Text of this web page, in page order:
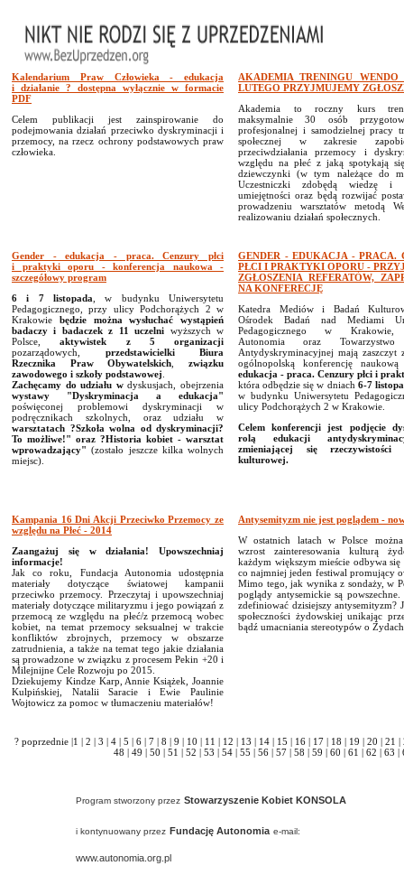
Kalendarium Praw Człowieka - edukacja
i działanie ? dostępna wyłącznie w formacie
PDF
Celem publikacji jest zainspirowanie do
podejmowania działań przeciwko dyskryminacji i
przemocy, na rzecz ochrony podstawowych praw
człowieka.
AKADEMIA TRENINGU
LUTEGO PRZYJMUJEMY
Akademia to roczny kurs
maksymalnie 30 osób
profesjonalnej i samodzielnej pracy
społecznej w zakresie
przeciwdziałania przemocy i
względu na płeć z jaką spotykają
dziewczynki (w tym należące do
Uczestniczki zdobędą wiedzę i
umiejętności oraz będą rozwijać
prowadzeniu warsztatów metodą
realizowaniu działań społecznych.
Gender - edukacja - praca. Cenzury płci
i praktyki oporu - konferencja naukowa -
szczegółowy program
6 i 7 listopada , w budynku Uniwersytetu
Pedagogicznego, przy ulicy Podchorążych 2 w
Krakowie będzie można wysłuchać wystąpień
badaczy i badaczek z 11 uczelni wyższych w
Polsce,aktywistek z 5 organizacji
pozarządowych, przedstawicielki Biura
Rzecznika Praw Obywatelskich ,związku
zawodowego i szkoły podstawowej
Zachęcamy do udziału wdyskusjach, obejrzenia
wystawy "Dyskryminacja a edukacja"
poświęconej problemowi dyskryminacji w
podręcznikach szkolnych, oraz udziału w
warsztatach ?Szkoła wolna od dyskryminacji?
To możliwe!" oraz ?Historia kobiet - warsztat
wprowadzający" (zostało jeszcze kilka wolnych
miejsc).
GENDER - EDUKACJA - PRACA.
PŁCI I PRAKTYKI OPORU -
ZGŁOSZENIA REFERATÓW,
NA KONFERECJĘ
Katedra Mediów i Badań
Ośrodek Badań nad Mediami
Pedagogicznego w Krakowie,
Autonomia oraz Towarzystwo
Antydyskryminacyjnej mają zaszczyt
ogólnopolską konferencję
edukacja - praca. Cenzury płci i
która odbędzie się w dniach 6-7
w budynku Uniwersytetu
ulicy Podchorążych 2 w Krakowie.
Celem konferencji jest podjęcie
rolą edukacji
zmieniającej się rzeczywistości
kulturowej.
Kampania 16 Dni Akcji Przeciwko Przemocy ze
względu na Płeć - 2014
Zaangażuj się w działania! Upowszechniaj
informacje!
Jak co roku, Fundacja Autonomia udostępnia
materiały dotyczące światowej kampanii
przeciwko przemocy. Przeczytaj i upowszechniaj
materiały dotyczące militaryzmu i jego powiązań z
przemocą ze względu na płeć/z przemocą wobec
kobiet, na temat przemocy seksualnej w trakcie
konfliktów zbrojnych, przemocy w obszarze
zatrudnienia, a także na temat tego jakie działania
są prowadzone w związku z procesem Pekin +20 i
Milejnijne Cele Rozwoju po 2015.
Dziekujemy Kindze Karp, Annie Książek, Joannie
Kulpińskiej, Natalii Saracie i Ewie Paulinie
Wojtowicz za pomoc w tłumaczeniu materiałów!
Antysemityzm nie jest poglądem -
W ostatnich latach w Polsce można
wzrost zainteresowania kulturą
każdym większym mieście odbywa
co najmniej jeden festiwal promujący
Mimo tego, jak wynika z sondaży, w
poglądy antysemickie są powszechne.
zdefiniować dzisiejszy antysemityzm?
społeczności żydowskiej unikając
bądź umacniania stereotypów o
? poprzednie |1 | 2 | 3 | 4 | 5 | 6 | 7 | 8 | 9 | 10 | 11 | 12 | 13 | 14 | 15 | 16 | 17 | 18 | 19 | 20 | 21 |
48 | 49 | 50 | 51 | 52 | 53 | 54 | 55 | 56 | 57 | 58 | 59 | 60 | 61 | 62 | 63 |
Program stworzony przez Stowarzyszenie Kobiet KONSOLA
i kontynuowany przez Fundację Autonomia e-mail:
www.autonomia.org.pl